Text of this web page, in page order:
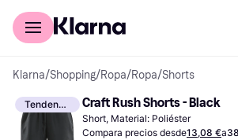
Comprar con Klarna
Klarna/Shopping/Ropa/Ropa/Shorts
Tendencia Craft Rush Shorts - Black
Short, Material: Poliéster
Compara precios desde13,08 €a